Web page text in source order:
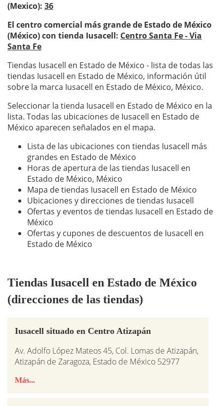
(Mexico): 36
El centro comercial más grande de Estado de México
(México) con tienda Iusacell: Centro Santa Fe - Via
Santa Fe
Tiendas Iusacell en Estado de México - lista de todas las
tiendas Iusacell en Estado de México, información útil
sobre la marca Iusacell en Estado de México, México.
Seleccionar la tienda Iusacell en Estado de México en la
lista. Todas las ubicaciones de Iusacell en Estado de
México aparecen señalados en el mapa.
Lista de las ubicaciones con tiendas Iusacell más
grandes en Estado de México
Horas de apertura de las tiendas Iusacell en
Estado de México, México
Mapa de tiendas Iusacell en Estado de México
Ubicaciones y direcciones de tiendas Iusacell
Ofertas y eventos de tiendas Iusacell en Estado de
México
Ofertas y cupones de descuentos de Iusacell en
Estado de México
Tiendas Iusacell en Estado de México
(direcciones de las tiendas)
Iusacell situado en Centro Atizapán
Av. Adolfo López Mateos 45, Col. Lomas de Atizapán,
Atizapán de Zaragoza, Estado de México 52977
Más...